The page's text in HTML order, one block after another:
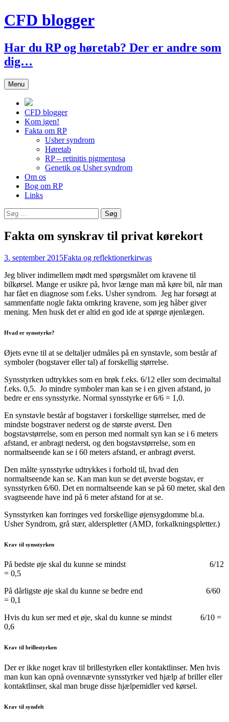
Hop
til
CFD blogger
Har du RP og høretab? Der er andre som
dig…
Menu
CFD blogger
Kom igen!
Fakta om RP
Usher syndrom
Høretab
RP – retinitis pigmentosa
Genetik og Usher syndrom
Om os
Bog om RP
Links
Søg
efter:
Fakta om synskrav til privat kørekort
3. september 2015Fakta og reflektionerkirwas
Jeg bliver indimellem mødt med spørgsmålet om kravene til
bilkørsel. Mange er usikre på, hvor længe man må køre bil, når man
har fået en diagnose som f.eks. Usher syndrom. Jeg har forsøgt at
sammenfatte nogle fakta omkring kravene, som jeg håber giver
mening. Men husk det er altid en god ide at spørge øjenlægen.
Hvad er synsstyrke?
Øjets evne til at se deltaljer udmåles på en synstavle, som består af
symboler (bogstaver eller tal) af forskellig størrelse.
Synsstyrken udtrykkes som en brøk f.eks. 6/12 eller som decimaltal
f.eks. 0,5. Jo mindre symboler man kan se i en given afstand, jo
bedre er ens synsstyrke. Normal synsstyrke er 6/6 = 1,0.
En synstavle består af bogstaver i forskellige størrelser, med de
mindste bogstraver nederst og de største øverst. Den
bogstavstørrelse, som en person med normalt syn kan se i 6 meters
afstand, er anbragt nederst, og den bogstavstørrelse, som en
normaltseende kan se i 60 meters afstand, er anbragt øverst.
Den målte synsstyrke udtrykkes i forhold til, hvad den
normaltseende kan se. Kan man kun se det øverste bogstav, er
synsstyrken 6/60. Det en normaltseende kan se på 60 meter, skal den
svagtseende have ind på 6 meter afstand for at se.
Synsstyrken kan forringes ved forskellige øjensygdomme bl.a.
Usher Syndrom, grå stær, alderspletter (AMD, forkalkningspletter.)
Krav til synsstyrken
På bedste øje skal du kunne se mindst 6/12
= 0,5
På dårligste øje skal du kunne se bedre end 6/60
= 0,1
Hvis du kun ser med et øje, skal du kunne se mindst 6/10 =
0,6
Krav til brillestyrken
Der er ikke noget krav til brillestyrken eller kontaktlinser. Men hvis
man kun kan opnå ovennævnte synsstyrker ved hjælp af briller eller
kontaktlinser, skal man bruge disse hjælpemidler ved kørsel.
Krav til synsfelt